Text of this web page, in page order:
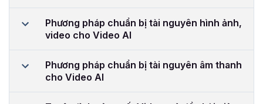
Phương pháp chuẩn bị tài nguyên hình ảnh,
video cho Video AI
Phương pháp chuẩn bị tài nguyên âm thanh
cho Video AI